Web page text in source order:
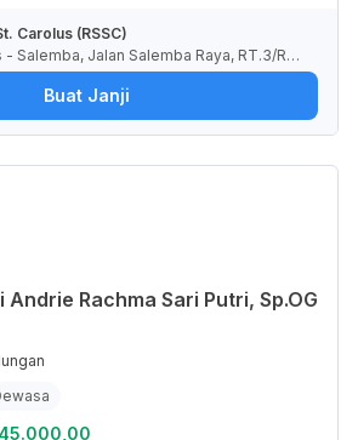
Carolus (RSSC)
- Salemba, Jalan Salemba Raya, RT.3/RW.
Jakarta Pusat, Daerah Khusus Ibukota J
Buat Janji
Andrie Rachma Sari Putri, Sp.OG